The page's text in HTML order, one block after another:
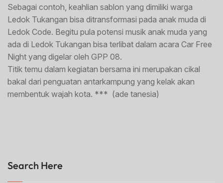
Sebagai contoh, keahlian sablon yang dimiliki warga
Ledok Tukangan bisa ditransformasi pada anak muda di
Ledok Code. Begitu pula potensi musik anak muda yang
ada di Ledok Tukangan bisa terlibat dalam acara Car Free
Night yang digelar oleh GPP 08.
Titik temu dalam kegiatan bersama ini merupakan cikal
bakal dari penguatan antarkampung yang kelak akan
membentuk wajah kota. *** (ade tanesia)
Search Here